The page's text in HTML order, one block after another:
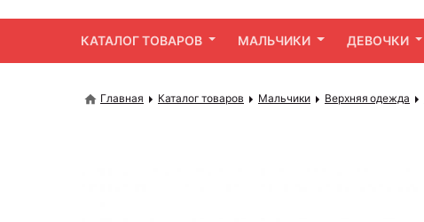
КАТАЛОГ ТОВАРОВ МАЛЬЧИКИ ДЕВОЧКИ
Главная Каталог товаров Мальчики Верхняя одежда